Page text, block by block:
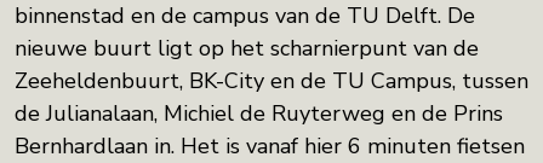
binnenstad en de campus van de TU Delft. De
nieuwe buurt ligt op het scharnierpunt van de
Zeeheldenbuurt, BK-City en de TU Campus, tussen
de Julianalaan, Michiel de Ruyterweg en de Prins
Bernhardlaan in. Het is vanaf hier 6 minuten fietsen